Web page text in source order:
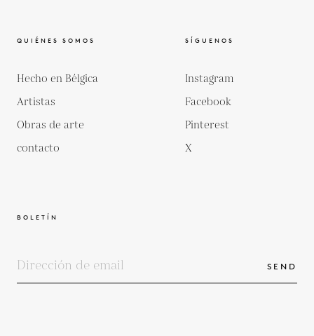
QUIÉNES SOMOS
Hecho en Bélgica
Artistas
Obras de arte
contacto
SÍGUENOS
Instagram
Facebook
Pinterest
X
BOLETÍN
SEND